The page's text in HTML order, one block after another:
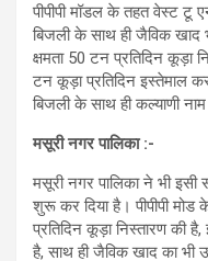
पीपीपी मॉडल के तहत वेस्ट टू
बिजली के साथ ही जैविक खाद
क्षमता 50 टन प्रतिदिन कूड़ा
टन कूड़ा प्रतिदिन इस्तेमाल
बिजली के साथ ही कल्याणी
मसूरी नगर पालिका :-
मसूरी नगर पालिका ने भी
शुरू कर दिया है। पीपीपी मोड
प्रतिदिन कूड़ा निस्तारण की
है, साथ ही जैविक खाद का भी